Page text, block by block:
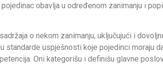
obavlja u određenom zanimanju i
o nekom zanimanju, uključujući i
uspješnosti koje pojedinci moraju
Oni kategorišu i definišu glavne